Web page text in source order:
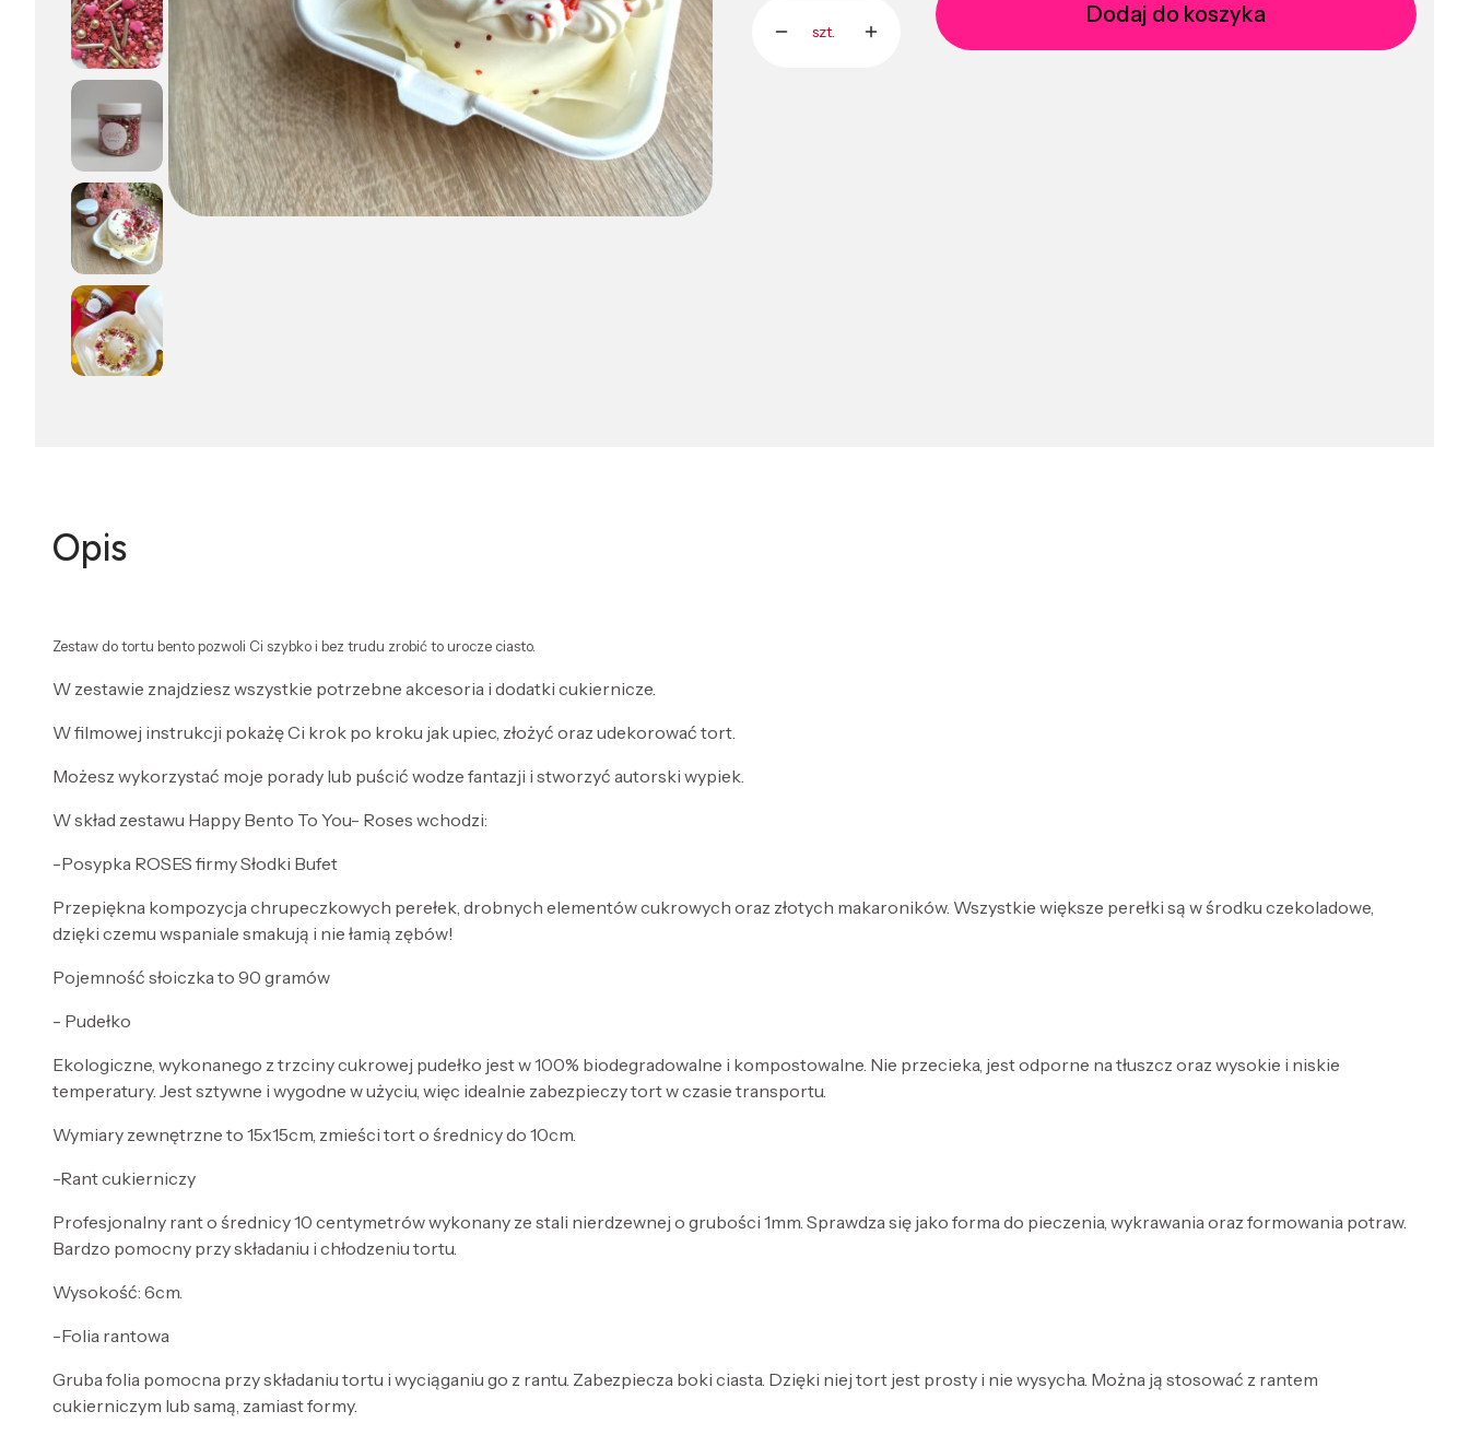
szt.
Dodaj do koszyka
Opis
Zestaw do tortu bento pozwoli Ci szybko i bez trudu zrobić to urocze ciasto.
W zestawie znajdziesz wszystkie potrzebne akcesoria i dodatki cukiernicze.
W filmowej instrukcji pokażę Ci krok po kroku jak upiec, złożyć oraz udekorować tort.
Możesz wykorzystać moje porady lub puścić wodze fantazji i stworzyć autorski wypiek.
W skład zestawu Happy Bento To You- Roses wchodzi:
-Posypka ROSES firmy Słodki Bufet
Przepiękna kompozycja chrupeczkowych perełek, drobnych elementów cukrowych oraz złotych makaroników. Wszystkie większe perełki są w środku czekoladowe,
dzięki czemu wspaniale smakują i nie łamią zębów!
Pojemność słoiczka to 90 gramów
- Pudełko
Ekologiczne, wykonanego z trzciny cukrowej pudełko jest w 100% biodegradowalne i kompostowalne. Nie przecieka, jest odporne na tłuszcz oraz wysokie i niskie
temperatury. Jest sztywne i wygodne w użyciu, więc idealnie zabezpieczy tort w czasie transportu.
Wymiary zewnętrzne to 15x15cm, zmieści tort o średnicy do 10cm.
-Rant cukierniczy
Profesjonalny rant o średnicy 10 centymetrów wykonany ze stali nierdzewnej o grubości 1mm. Sprawdza się jako forma do pieczenia, wykrawania oraz formowania potraw.
Bardzo pomocny przy składaniu i chłodzeniu tortu.
Wysokość: 6cm.
-Folia rantowa
Gruba folia pomocna przy składaniu tortu i wyciąganiu go z rantu. Zabezpiecza boki ciasta. Dzięki niej tort jest prosty i nie wysycha. Można ją stosować z rantem
cukierniczym lub samą, zamiast formy.